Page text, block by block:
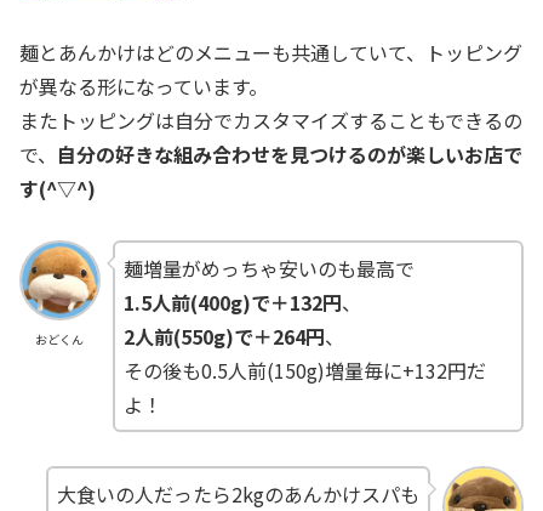
麺とあんかけはどのメニューも共通していて、トッピング
が異なる形になっています。
またトッピングは自分でカスタマイズすることもできるの
で、 自分の好きな組み合わせを見つけるのが楽しいお店で
す(^▽^)
おどくん
麺増量がめっちゃ安いのも最高で
1.5人前(400g)で＋132円、
2人前(550g)で＋264円、
その後も0.5人前(150g)増量毎に+132円だ
よ！
大食いの人だったら2kgのあんかけスパも